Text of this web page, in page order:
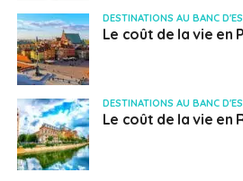
DESTINATIONS AU BANC
Le coût de la vie en
DESTINATIONS AU BANC
Le coût de la vie en